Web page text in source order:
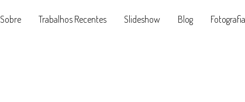
Sobre Trabalhos Recentes Slideshow Blog